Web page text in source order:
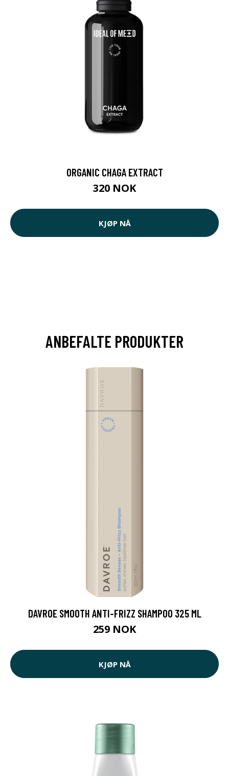
ORGANIC CHAGA EXTRACT
320 NOK
KJØP NÅ
ANBEFALTE PRODUKTER
DAVROE SMOOTH ANTI-FRIZZ SHAMPOO 325 ML
259 NOK
KJØP NÅ